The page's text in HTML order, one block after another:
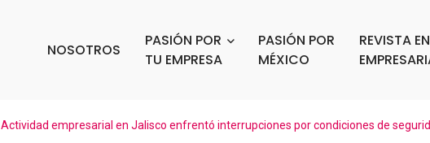
NOSOTROS
PASIÓN POR
TU EMPRESA
PASIÓN POR
MÉXICO
REVISTA
Actividad empresarial en Jalisco enfrentó interrupciones por condiciones de